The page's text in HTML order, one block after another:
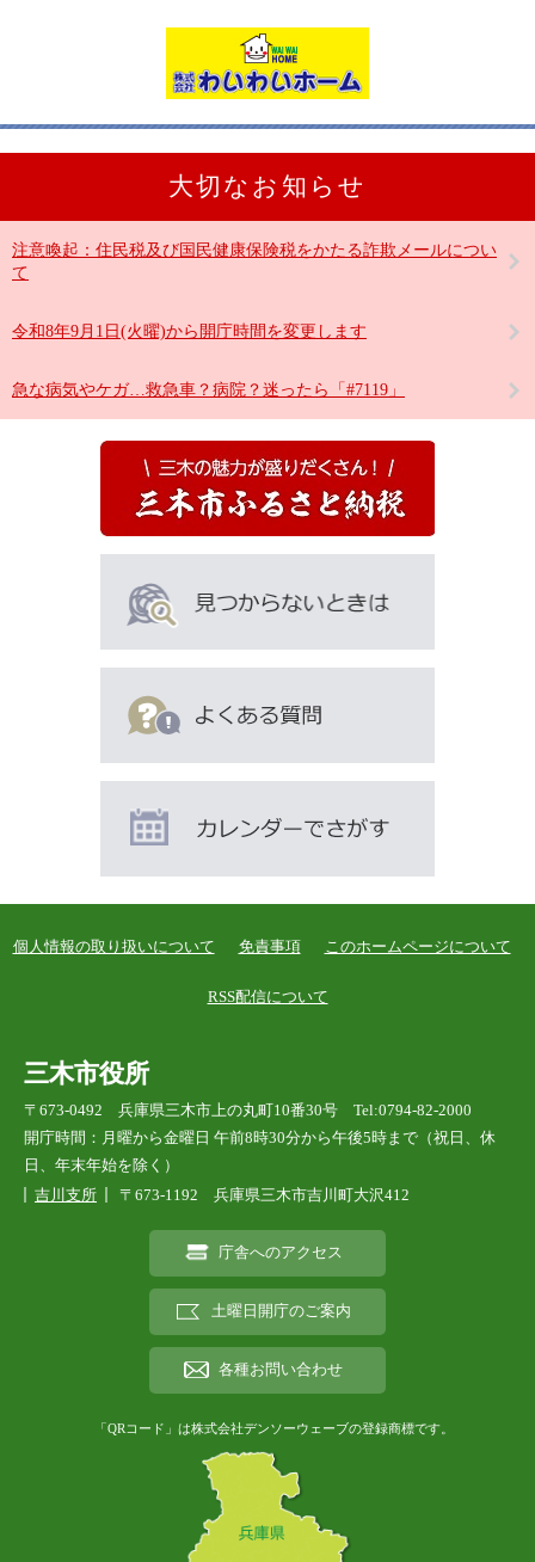
大切なお知らせ
注意喚起：住民税及び国民健康保険税をかたる詐欺メールについ
て
令和8年9月1日(火曜)から開庁時間を変更します
急な病気やケガ…救急車？病院？迷ったら「#7119」
個人情報の取り扱いについて 免責事項 このホームページについて
RSS配信について
三木市役所
〒673-0492 兵庫県三木市上の丸町10番30号 Tel:0794-82-2000
開庁時間：月曜から金曜日 午前8時30分から午後5時まで（祝日、休
日、年末年始を除く）
吉川支所
〒673-1192 兵庫県三木市吉川町大沢412
庁舎へのアクセス
土曜日開庁のご案内
各種お問い合わせ
「QRコード」は株式会社デンソーウェーブの登録商標です。